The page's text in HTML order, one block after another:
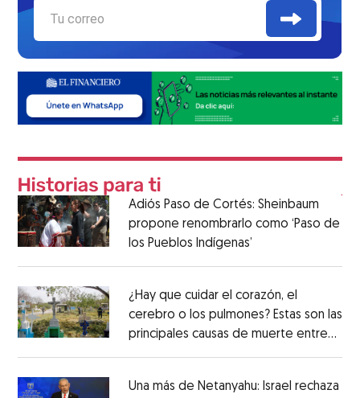
Adiós Paso de Cortés: Sheinbaum
propone renombrarlo como ‘Paso de
los Pueblos Indígenas’
¿Hay que cuidar el corazón, el
cerebro o los pulmones? Estas son las
principales causas de muerte entre
los mexicanos
Una más de Netanyahu: Israel rechaza